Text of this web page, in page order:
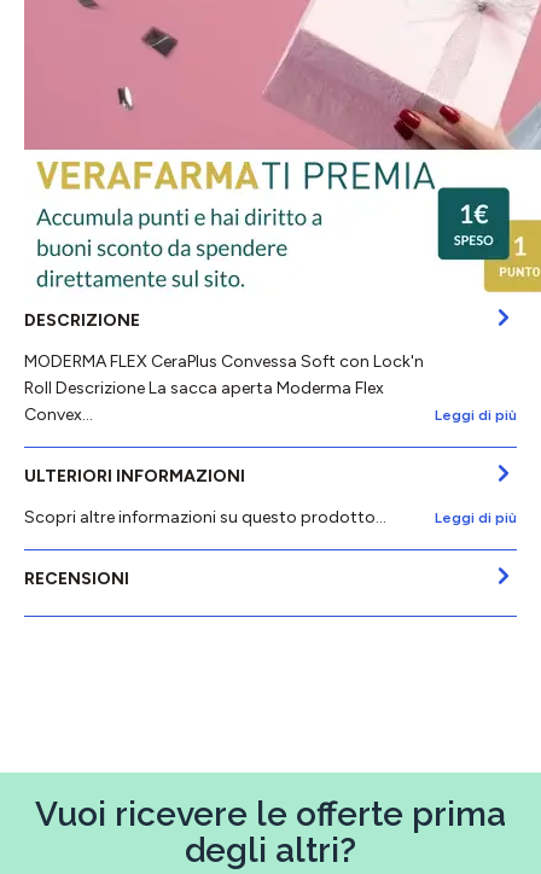
DESCRIZIONE
MODERMA FLEX CeraPlus Convessa Soft con Lock'n
Roll Descrizione La sacca aperta Moderma Flex
Convex…
Leggi di più
ULTERIORI INFORMAZIONI
Scopri altre informazioni su questo prodotto...
Leggi di più
RECENSIONI
Vuoi ricevere le offerte prima
degli altri?